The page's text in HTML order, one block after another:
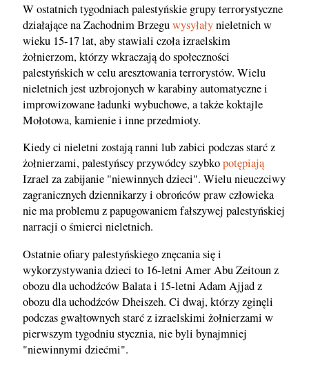
W ostatnich tygodniach palestyńskie grupy terrorystyczne
działające na Zachodnim Brzeguwysyłałynieletnich w
wieku 15-17 lat, aby stawiali czoła izraelskim
żołnierzom, którzy wkraczają do społeczności
palestyńskich w celu aresztowania terrorystów. Wielu
nieletnich jest uzbrojonych w karabiny automatyczne i
improwizowane ładunki wybuchowe, a także koktajle
Mołotowa, kamienie i inne przedmioty.
Kiedy ci nieletni zostają ranni lub zabici podczas starć z
żołnierzami, palestyńscy przywódcy szybkopotępiają
Izrael za zabijanie "niewinnych dzieci". Wielu nieuczciwy
zagranicznych dziennikarzy i obrońców praw człowieka
nie ma problemu z papugowaniem fałszywej palestyńskiej
narracji o śmierci nieletnich.
Ostatnie ofiary palestyńskiego znęcania się i
wykorzystywania dzieci to 16-letni Amer Abu Zeitoun z
obozu dla uchodźców Balata i 15-letni Adam Ajjad z
obozu dla uchodźców Dheiszeh. Ci dwaj, którzy zginęli
podczas gwałtownych starć z izraelskimi żołnierzami w
pierwszym tygodniu stycznia, nie byli bynajmniej
"niewinnymi dziećmi".